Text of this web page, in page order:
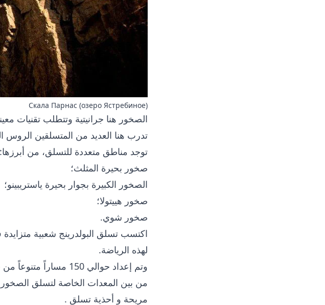
Скала Парнас (озеро Ястребиное)
الصخور هنا جرانيتية وتتطلب تقنيات
تدرب هنا العديد من المتسلقين الروس
توجد مناطق متعددة للتسلق، من أبرزها:
صخور بحيرة المثلث؛
الصخور الكبيرة بجوار بحيرة ياستريبينو؛
صخور هييتولا؛
صخور شوي.
اكتسب تسلق البولدرينج شعبية متزايدة
لهذه الرياضة.
وتم إعداد حوالي 150 مساراً متنوعاً من حيث درجة صعوبته.
من بين المعدات الخاصة لتسلق الصخور
مريحة و أحذية تسلق .